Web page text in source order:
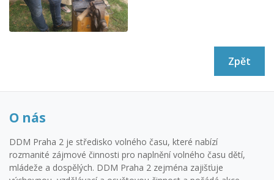
Zpět
O nás
DDM Praha 2 je středisko volného času, které nabízí
rozmanité zájmové činnosti pro naplnění volného času dětí,
mládeže a dospělých. DDM Praha 2 zejména zajišťuje